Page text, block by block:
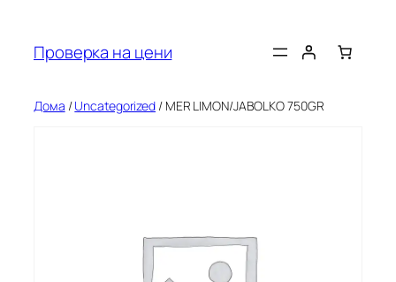
содржината
Проверка на цени
Дома /Uncategorized / MER LIMON/JABOLKO 750GR